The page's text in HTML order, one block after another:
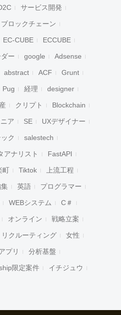
検索
サービス開発
ブロックチェーン
EC-CUBE ECCUBE
ダー google Adsense
abstract ACF Grunt
Pug 経理 designer
クリプト Blockchain
ア SE UXデザイナー
ク salestech
アナリスト FastAPI
町 Tiktok 上流工程
英語 プログラマー
WEBシステム C＃
オンライン 戦略立案
リクルーティング 女性
プリ 分析基盤
限定案件 イチジュウ